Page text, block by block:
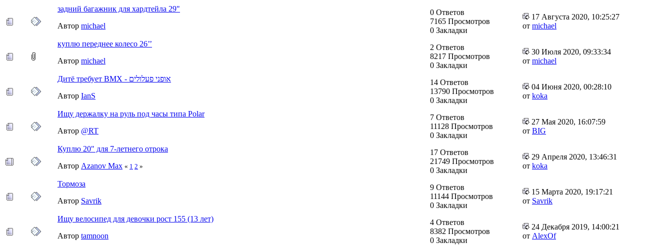
задний багажник для хардтейла 29"
Автор michael
0 Ответов
7165 Просмотров
0 Закладки
17 Августа 2020, 10:25:27
от michael
куплю переднее колесо 26’’
Автор michael
2 Ответов
8217 Просмотров
0 Закладки
30 Июля 2020, 09:33:34
от michael
Дитё требует BMX - אופני פעלולים
Автор IanS
14 Ответов
13790 Просмотров
0 Закладки
04 Июня 2020, 00:28:10
от koka
Ищу держалку на руль под часы типа Polar
Автор @RT
7 Ответов
11128 Просмотров
0 Закладки
27 Мая 2020, 16:07:59
от BIG
Куплю 20" для 7-летнего отрока
Автор Azanov Max « 1 2 »
17 Ответов
21749 Просмотров
0 Закладки
29 Апреля 2020, 13:46:31
от koka
Тормоза
Автор Savrik
9 Ответов
11144 Просмотров
0 Закладки
15 Марта 2020, 19:17:21
от Savrik
Ищу велосипед для девочки рост 155 (13 лет)
Автор tamnoon
4 Ответов
8382 Просмотров
0 Закладки
24 Декабря 2019, 14:00:21
от AlexOf